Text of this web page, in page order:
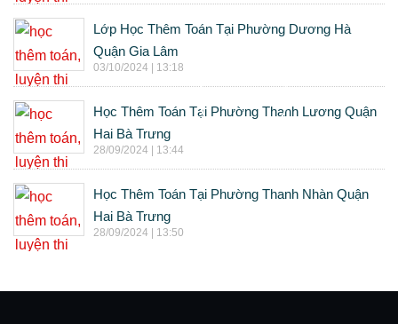
Lớp Học Thêm Toán Tại Phường Dương Hà
Quận Gia Lâm
03/10/2024 | 13:18
Học Thêm Toán Tại Phường Thanh Lương Quận
Hai Bà Trưng
28/09/2024 | 13:44
Học Thêm Toán Tại Phường Thanh Nhàn Quận
Hai Bà Trưng
28/09/2024 | 13:50